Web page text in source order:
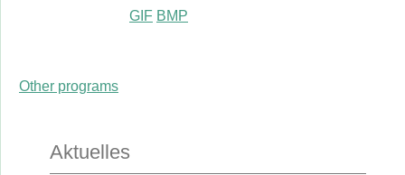
GIF BMP
Other programs
Aktuelles